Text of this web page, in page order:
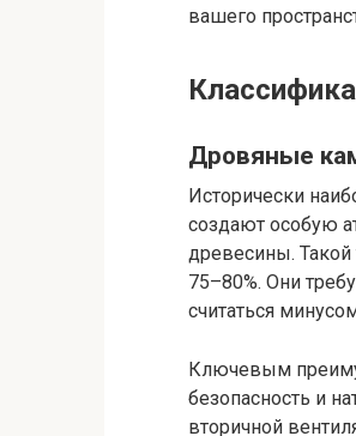
вашего
Дровяные
Исторически
создают особую
древесины.
75–80%. Они
считаться
Ключевым
безопасность и
вторичной